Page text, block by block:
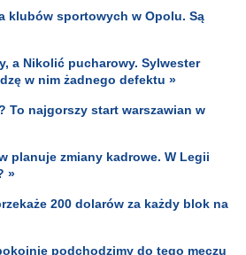
klubów sportowych w Opolu. Są
a Nikolić pucharowy. Sylwester
w nim żadnego defektu »
To najgorszy start warszawian w
planuje zmiany kadrowe. W Legii
»
200 dolarów za każdy blok na
podchodzimy do tego meczu